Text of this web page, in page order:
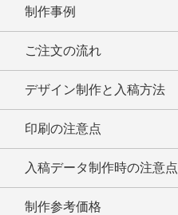
制作事例
ご注文の流れ
デザイン制作と入稿方法
印刷の注意点
入稿データ制作時の注意点
制作参考価格